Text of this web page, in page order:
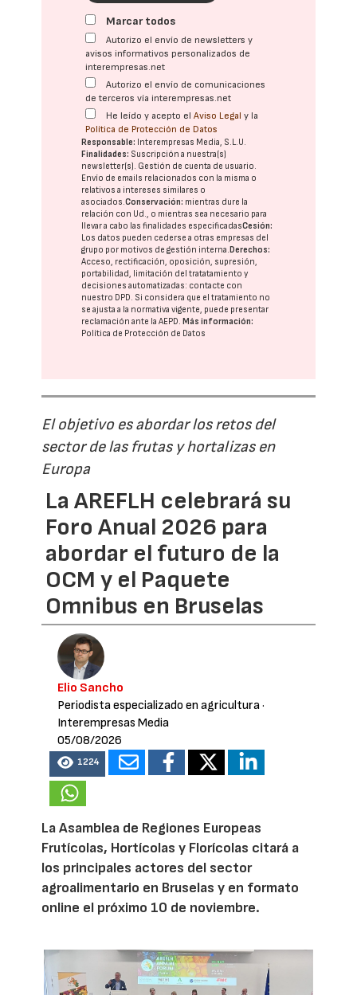
Marcar todos
Autorizo el envío de newsletters y
avisos informativos personalizados de
interempresas.net
Autorizo el envío de comunicaciones
de terceros vía interempresas.net
He leído y acepto elAviso Legal y la
Política de Protección de Datos
Responsable: Interempresas Media, S.L.U.
Finalidades: Suscripción a nuestra(s)
newsletter(s). Gestión de cuenta de usuario.
Envío de emails relacionados con la misma o
relativos a intereses similares o
asociados.Conservación: mientras dure la
relación con Ud., o mientras sea necesario para
llevar a cabo las finalidades especificadasCesión:
Los datos pueden cederse a otras empresas del
grupo por motivos de gestión interna.Derechos:
Acceso, rectificación, oposición, supresión,
portabilidad, limitación del tratatamiento y
decisiones automatizadas: contacte con
nuestro DPD. Si considera que el tratamiento no
se ajusta a la normativa vigente, puede presentar
reclamación ante laAEPD.Más información:
Política de Protección de Datos
El objetivo es abordar los retos del
sector de las frutas y hortalizas en
Europa
La AREFLH celebrará su
Foro Anual 2026 para
abordar el futuro de la
OCM y el Paquete
Omnibus en Bruselas
Elio Sancho
Periodista especializado en agricultura·
Interempresas Media
05/08/2026
1224
La Asamblea de Regiones Europeas
Frutícolas, Hortícolas y Florícolas citará a
los principales actores del sector
agroalimentario en Bruselas y en formato
online el próximo 10 de noviembre.